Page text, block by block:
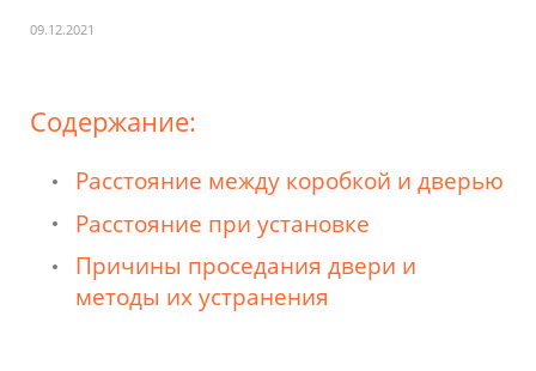
09.12.2021
Содержание:
Расстояние между коробкой и дверью
Расстояние при установке
Причины проседания двери и
методы их устранения